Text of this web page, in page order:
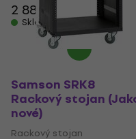
2 885 Kč 3 002 Kč
Skladem
Samson SRK8
Rackový stojan
nové)
Rackový stojan